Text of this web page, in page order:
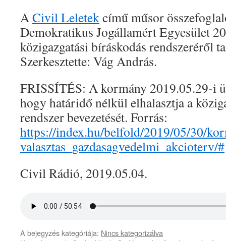
ACivil Leletekcímű műsor
Demokratikus Jogállamért Egyesület
közigazgatási bíráskodás rendszeréről
Szerkesztette: Vág András.
FRISSÍTÉS: A kormány 2019.05.29-i
hogy határidő nélkül elhalasztja a
rendszer bevezetését. Forrás:
https://index.hu/belfold/2019/05/30/
valasztas_gazdasagvedelmi_akcioterv/#
Civil Rádió, 2019.05.04.
A bejegyzés kategóriája: Nincs kategorizálva